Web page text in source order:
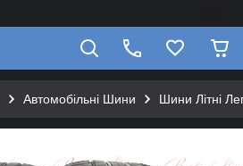
Автомобільні Шини Шини Літні